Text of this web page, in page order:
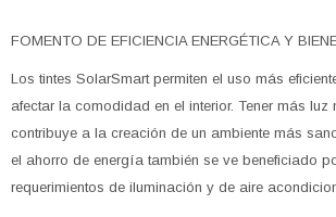
FOMENTO DE EFICIENCIA ENERGÉTICA Y
Los tintes SolarSmart permiten el uso más
afectar la comodidad en el interior. Tener más luz
contribuye a la creación de un ambiente más
el ahorro de energía también se ve beneficiado
requerimientos de iluminación y de aire